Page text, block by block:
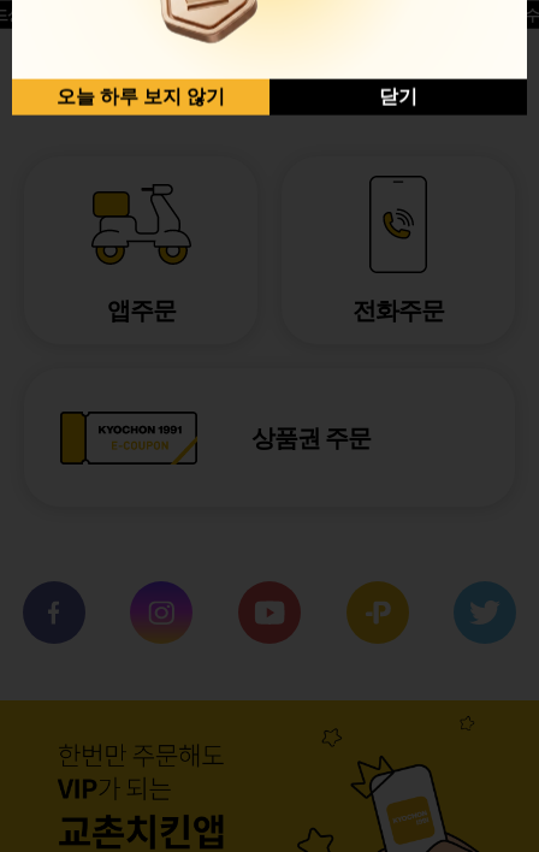
글윙
반반순살[레드+허니]
허니옥
앱주문 전화주문
상품권 주문
오늘 하루 보지 않기 닫기